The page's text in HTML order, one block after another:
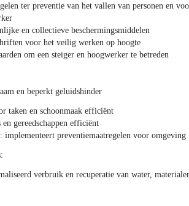
ter preventie van het vallen van personen en
en collectieve beschermingsmiddelen
voor het veilig werken op hoogte
om een steiger en hoogwerker te betreden
en beperkt geluidshinder
taken en schoonmaak efficiënt
gereedschappen efficiënt
implementeert preventiemaatregelen voor omgeving
verbruik en recuperatie van water,